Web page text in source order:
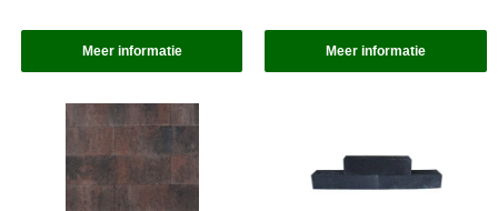
Meer informatie Meer informatie